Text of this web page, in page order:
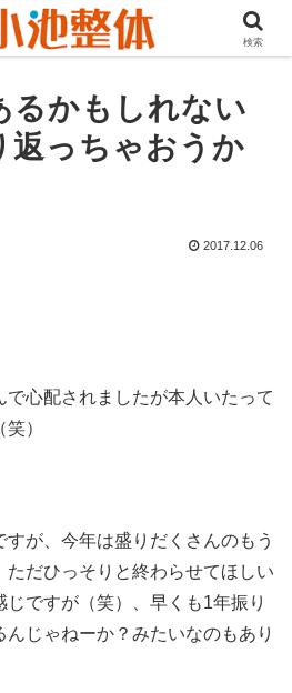
徒歩3分・早稲田・新大久保からも至近
るかもしれない
返っちゃおうか
2017.12.06
心配されましたが本人いたって
）
すが、今年は盛りだくさんのもう
ただひっそりと終わらせてほしい
ですが（笑）、早くも1年振り
じゃねーか？みたいなのもあり
検索